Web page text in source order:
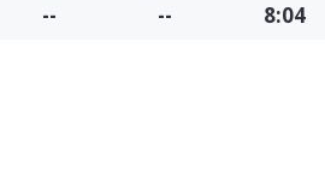
-- -- 8:04